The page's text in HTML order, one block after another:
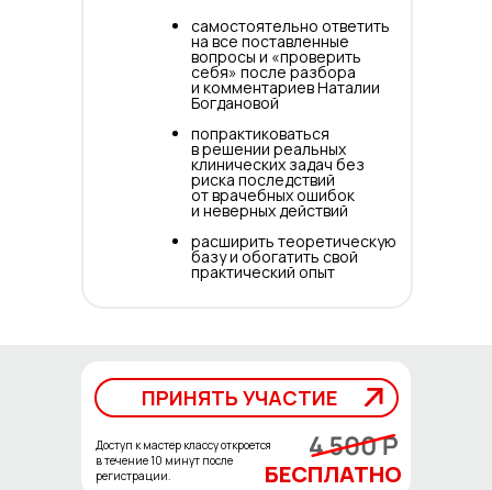
самостоятельно ответить
на все поставленные
вопросы и «проверить
себя» после разбора
и комментариев Наталии
Богдановой
попрактиковаться
в решении реальных
клинических задач без
риска последствий
от врачебных ошибок
и неверных действий
расширить теоретическую
базу и обогатить свой
практический опыт
БЕСПЛАТНО
Доступ к мастер классу откроется
в течение 10 минут после
регистрации.
ПРИНЯТЬ УЧАСТИЕ
ПРИНЯТЬ УЧАСТИЕ